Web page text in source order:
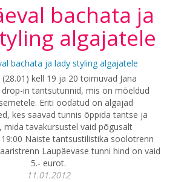
bachata ja
algajatele
kell 19 ja 20 toimuvad Jana
in tantsutunnid, mis on mõeldud
Eriti oodatud on algajad
kes saavad tunnis õppida tantse ja
mida tavakursustel vaid põgusalt
Naiste tantsustilistika soolotrenn
Laupäevase tunni hind on vaid
5.- eurot.
11.01.2012